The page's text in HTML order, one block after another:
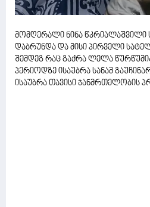
მომღერალი ნინა წკრიალაშვილი
დაბრუნდა და მისი პირველი
შემდეგ რაც გაქრა ლელა
პერიოდზე ისაუბრა სანამ
ისაუბრა თავისი ჯანმრთელობის